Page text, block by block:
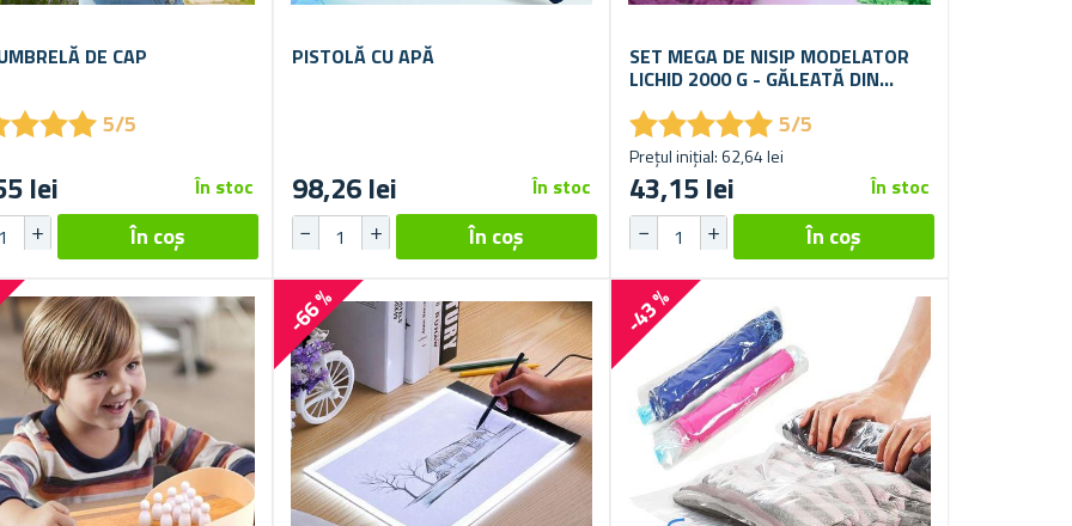
DE CAP
★★★
★★★5/5
lei În stoc
PISTOLĂ CU APĂ
98,26 lei În stoc
SET MEGA DE NISIP MODELATOR
LICHID 2000 G - GĂLEATĂ DIN
★★★★★
★★★★★5/5
Prețul inițial: 62,64 lei
43,15 lei În stoc
-66 % -43 %